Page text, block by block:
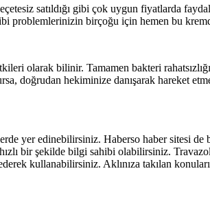
satıldığı gibi çok uygun fiyatlarda
problemlerinizin birçoğu için hemen bu
olarak bilinir. Tamamen bakteri
doğrudan hekiminize danışarak hareket
yer edinebilirsiniz. Haberso haber sitesi de
bir şekilde bilgi sahibi olabilirsiniz.
kullanabilirsiniz. Aklınıza takılan